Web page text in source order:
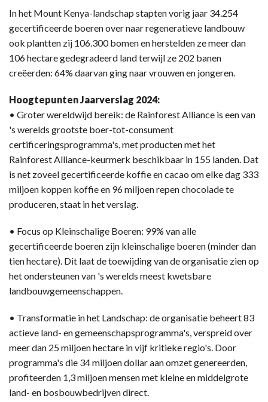
In het Mount Kenya-landschap stapten vorig jaar 34.254
gecertificeerde boeren over naar regeneratieve landbouw
ook plantten zij 106.300 bomen en herstelden ze meer dan
106 hectare gedegradeerd land terwijl ze 202 banen
creëerden: 64% daarvan ging naar vrouwen en jongeren.
Hoogtepunten Jaarverslag 2024:
• Groter wereldwijd bereik: de Rainforest Alliance is een van
's werelds grootste boer-tot-consument
certificeringsprogramma's, met producten met het
Rainforest Alliance-keurmerk beschikbaar in 155 landen. Dat
is net zoveel gecertificeerde koffie en cacao om elke dag 333
miljoen koppen koffie en 96 miljoen repen chocolade te
produceren, staat in het verslag.
• Focus op Kleinschalige Boeren: 99% van alle
gecertificeerde boeren zijn kleinschalige boeren (minder dan
tien hectare). Dit laat de toewijding van de organisatie zien op
het ondersteunen van 's werelds meest kwetsbare
landbouwgemeenschappen.
• Transformatie in het Landschap: de organisatie beheert 83
actieve land- en gemeenschapsprogramma's, verspreid over
meer dan 25 miljoen hectare in vijf kritieke regio's. Door
programma's die 34 miljoen dollar aan omzet genereerden,
profiteerden 1,3 miljoen mensen met kleine en middelgrote
land- en bosbouwbedrijven direct.